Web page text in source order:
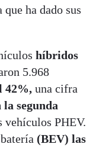
ha dado sus
híbridos
5.968
42%, una cifra
la segunda
vehículos PHEV.
(BEV) las